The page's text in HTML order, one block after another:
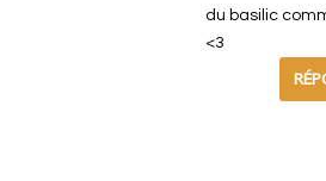
du basilic
<3